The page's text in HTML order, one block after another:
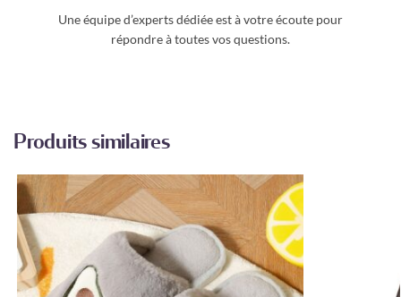
Une équipe d’experts dédiée est à votre écoute pour
répondre à toutes vos questions.
Produits similaires